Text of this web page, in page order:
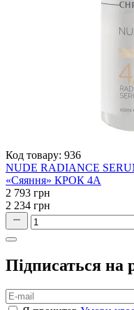
Код товару: 936
NUDE RADIANCE
«Сяяння» КРОК 4А
2 793 грн
2 234 грн
Підписаться на